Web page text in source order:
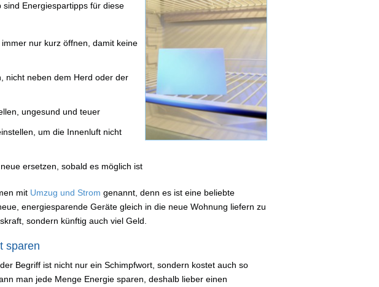
Energiespartipps für diese
nur kurz öffnen, damit keine
nicht neben dem Herd oder der
ungesund und teuer
um die Innenluft nicht
ersetzen, sobald es möglich ist
mit Umzug und Strom genannt, denn es ist eine beliebte
energiesparende Geräte gleich in die neue Wohnung liefern zu
sondern künftig auch viel Geld.
sparen
Begriff ist nicht nur ein Schimpfwort, sondern kostet auch so
man jede Menge Energie sparen, deshalb lieber einen